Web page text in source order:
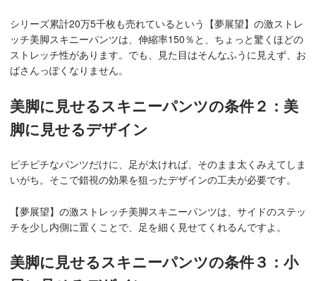
シリーズ累計20万5千枚も売れているという【夢展望】の激ストレ
ッチ美脚スキニーパンツは、伸縮率150％と、ちょっと驚くほどの
ストレッチ性があります。でも、見た目はそんなふうに見えず、お
ばさんっぽくなりません。
美脚に見せるスキニーパンツの条件２：美
脚に見せるデザイン
ピチピチなパンツだけに、足が太ければ、そのまま太くみえてしま
いがち。そこで錯視の効果を狙ったデザインの工夫が必要です。
【夢展望】の激ストレッチ美脚スキニーパンツは、サイドのステッ
チを少し内側に置くことで、足を細く見せてくれるんですよ。
美脚に見せるスキニーパンツの条件３：小